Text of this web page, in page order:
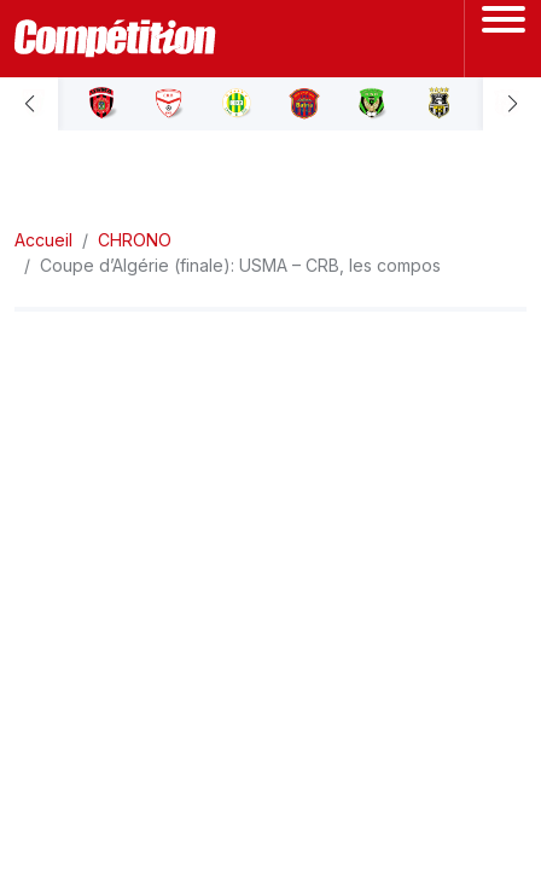
ACCUEIL
LIGUE 2
Accueil
CHRONO
Coupe d’Algérie (finale): USMA – CRB, les compos